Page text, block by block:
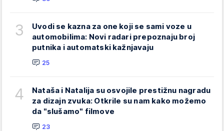
3
Uvodi se kazna za one koji se sami voze u
automobilima: Novi radari prepoznaju broj
putnika i automatski kažnjavaju
25
4
Nataša i Natalija su osvojile prestižnu nagradu
za dizajn zvuka: Otkrile su nam kako možemo
da "slušamo" filmove
23